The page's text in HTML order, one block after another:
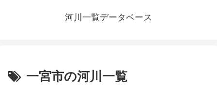
河川一覧データベース
一宮市の河川一覧